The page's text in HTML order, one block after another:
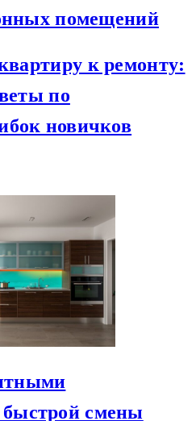
помещений
к ремонту:
по
новичков
смены